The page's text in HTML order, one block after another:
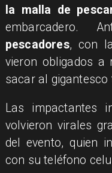
la malla de
embarcadero.
pescadores, con
vieron obligados a
sacar al gigantesco
​Las impactantes
volvieron virales
del evento, quien
con su teléfono